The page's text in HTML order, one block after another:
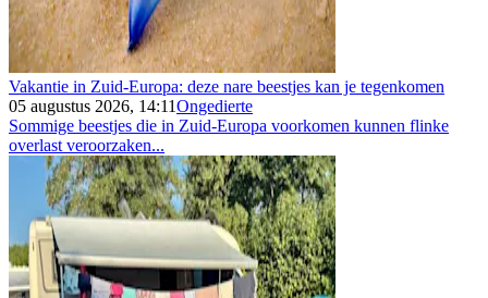
Vakantie in Zuid-Europa: deze nare beestjes kan je tegenkomen
05 augustus 2026, 14:11Ongedierte
Sommige beestjes die in Zuid-Europa voorkomen kunnen flinke
overlast veroorzaken...